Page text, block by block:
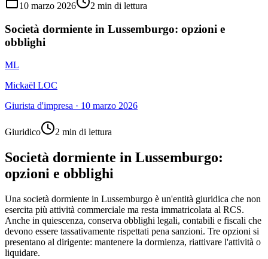
10 marzo 2026
2 min di lettura
Società dormiente in Lussemburgo: opzioni e
obblighi
ML
Mickaël LOC
Giurista d'impresa · 10 marzo 2026
Giuridico 2 min di lettura
Società dormiente in Lussemburgo:
opzioni e obblighi
Una società dormiente in Lussemburgo è un'entità giuridica che non
esercita più attività commerciale ma resta immatricolata al RCS.
Anche in quiescenza, conserva obblighi legali, contabili e fiscali che
devono essere tassativamente rispettati pena sanzioni. Tre opzioni si
presentano al dirigente: mantenere la dormienza, riattivare l'attività o
liquidare.